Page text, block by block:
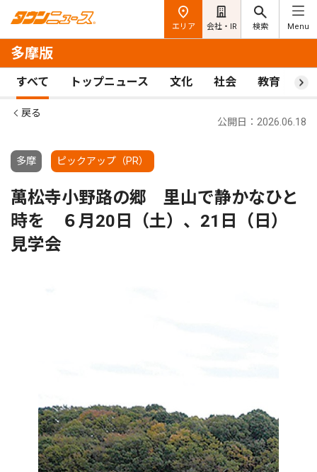
エリア 会社・IR 検索 Menu
多摩版
すべて トップニュース 文化 社会 教育 ス
戻る
多摩 ピックアップ（PR）
公開日：2026.06.18
萬松寺小野路の郷 里山で静かなひと
時を ６月20日（土）、21日（日）
見学会